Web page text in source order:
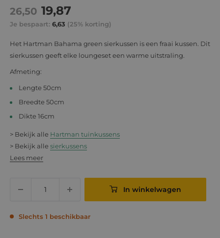
Normale
prijs
26,50 Actie
prijs
19,87
Je bespaart: 6,63 (25% korting)
Het Hartman Bahama green sierkussen is een fraai kussen. Dit
sierkussen geeft elke loungeset een warme uitstraling.
Afmeting:
Lengte 50cm
Breedte 50cm
Dikte 16cm
> Bekijk alle Hartman tuinkussens
> Bekijk alle sierkussens
Lees meer
In winkelwagen
Slechts 1 beschikbaar